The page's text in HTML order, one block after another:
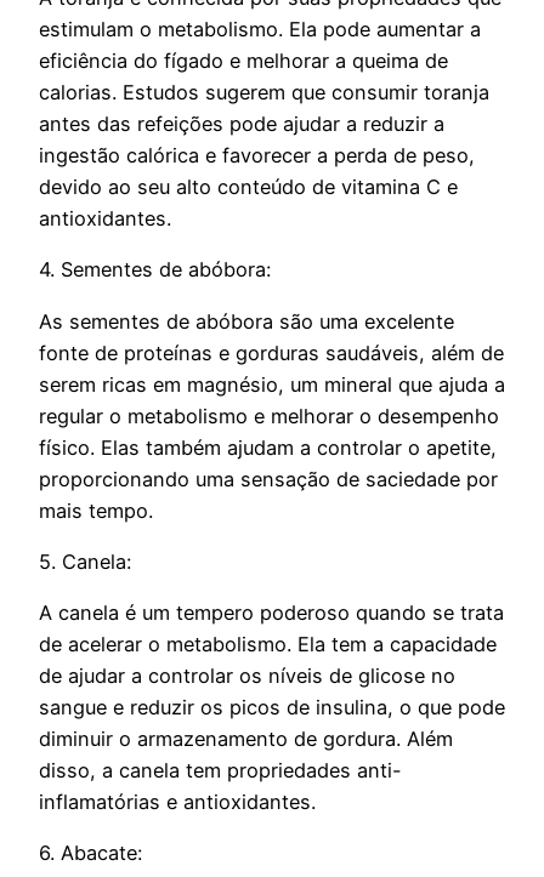
estimulam o metabolismo. Ela pode aumentar a
eficiência do fígado e melhorar a queima de
calorias. Estudos sugerem que consumir toranja
antes das refeições pode ajudar a reduzir a
ingestão calórica e favorecer a perda de peso,
devido ao seu alto conteúdo de vitamina C e
antioxidantes.
4. Sementes de abóbora:
As sementes de abóbora são uma excelente
fonte de proteínas e gorduras saudáveis, além de
serem ricas em magnésio, um mineral que ajuda a
regular o metabolismo e melhorar o desempenho
físico. Elas também ajudam a controlar o apetite,
proporcionando uma sensação de saciedade por
mais tempo.
5. Canela:
A canela é um tempero poderoso quando se trata
de acelerar o metabolismo. Ela tem a capacidade
de ajudar a controlar os níveis de glicose no
sangue e reduzir os picos de insulina, o que pode
diminuir o armazenamento de gordura. Além
disso, a canela tem propriedades anti-
inflamatórias e antioxidantes.
6. Abacate: